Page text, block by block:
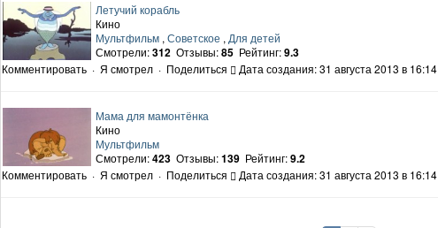
Летучий корабль
Кино
Мультфильм , Советское , Для детей
Смотрели:312 Отзывы:85 Рейтинг:9.3
Комментировать · Я смотрел · Поделиться Дата создания: 31 августа 2013 в 16:14
Мама для мамонтёнка
Кино
Мультфильм
Смотрели:423 Отзывы:139 Рейтинг:9.2
Комментировать · Я смотрел · Поделиться Дата создания: 31 августа 2013 в 16:14